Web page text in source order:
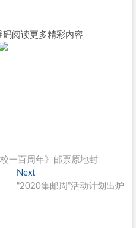
阅读更多精彩内容
一百周年》邮票原地封
NextNext
post:
“2020集邮周”活动计划出炉